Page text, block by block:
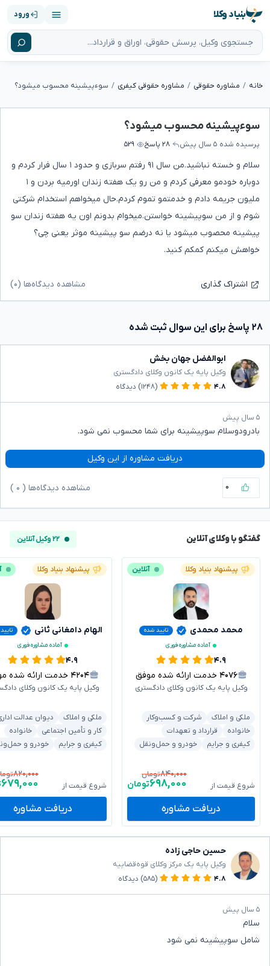
بنیاد وکلا ورود
خانه مشاوره حقوقی مشاوره حقوقی کیفری سوءپیشینه محسوب میشود؟
سوءپیشینه محسوب میشود؟
پرسیده شده ۵ سال پیش ۲۸ پاسخ ۵۲۹
سلام و خسته نباشید.من سال ۹۱ رفتم سربازی و حدود ۱ سال فرار کردم و
دوباره خودمو معرفی کردم و من رو یک هفته زندان اورمیه بردن و ۱
ملیون جریمه دادم و خدمتمو تموم کردم.حال میخواهم استخدام شرکتی
شوم و از من سوپیشینه خواستن.میخوام بدونم اون یه هفته زندان سو
پیشینه محصوب میشود یا نه درضم سو پیشینه موثر یعنی چی؟
خواهش میکنم کمکم کنید.
اشتراک گذاری مشاهده دیدگاه‌ها (۰)
۲۸ پاسخ برای این سوال ثبت شده
ابوالفضل جهان بخش
وکیل پایه یک کانون وکلای دادگستری
۴.۸
(۱۲۴۸) دیدگاه
۵ سال پیش
بادرودوسلام سوپیشینه برای شما محسوب نمی شود.
دریافت مشاوره از این وکیل
۰ مشاهده دیدگاه‌ها ( ۰
گفتگو با وکلای آنلاین ۲۲ وکیل آنلاین
پیشنهاد بنیاد وکلا آنلاین
محمد محمدی
تایید شده
آماده مشاوره فوری
۴.۹
۴۰۷۶ خدمت ارائه شده موفق
وکیل پایه یک کانون وکلای دادگستری
ملکی و املاک
شرکت و کسب‌وکار
خانواده
قرارداد و تعهدات
کیفری و جرایم
خودرو و حمل‌ونقل
شروع قیمت از
۸۴۰,۰۰۰تومان
۶۹۸,۰۰۰تومان
دریافت مشاوره
پیشنهاد بنیاد وکلا
الهام دامغانی ثانی
آماده مشاوره فوری
۴.۹
۴۲۰۴ خدمت ارائه شده موفق
وکیل پایه یک کانون وکلای
ملکی و املاک
دیوان عدالت
کار و تأمین اجتماعی
خانواده
کیفری و جرایم
خودرو و
شروع قیمت از
۸۲۰,۰۰۰
۶۷۹,۰۰۰
دریافت مشاوره
حسین حاجی زاده
وکیل پایه یک مرکز وکلای قوه‌قضاییه
۴.۸
(۵۸۵) دیدگاه
۵ سال پیش
سلام
شامل سوپیشینه نمی شود